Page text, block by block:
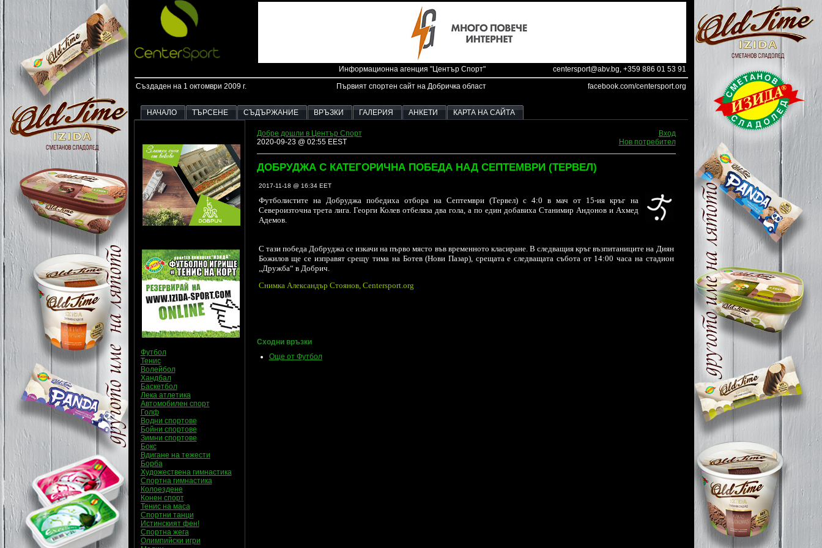
Информационна агенция "Център Спорт" centersport@abv.bg, +359 886 01 53 91
Създаден на 1 октомври 2009 г. Първият спортен сайт на Добричка област facebook.com/centersport.org
НАЧАЛО ТЪРСЕНЕ СЪДЪРЖАНИЕ ВРЪЗКИ ГАЛЕРИЯ АНКЕТИ КАРТА НА САЙТА
Вход
Нов потребител
Добре дошли в Център Спорт
2020-09-23 @ 02:55 EEST
ДОБРУДЖА С КАТЕГОРИЧНА ПОБЕДА НАД СЕПТЕМВРИ (ТЕРВЕЛ)
2017-11-18 @ 16:34 EET
Футболистите на Добруджа победиха отбора на Септември (Тервел) с 4:0 в мач от 15-ия кръг на
Североизточна трета лига. Георги Колев отбеляза два гола, а по един добавиха Станимир Андонов и Ахмед
Адемов.
С тази победа Добруджа се изкачи на първо място във временното класиране. В следващия кръг възпитаниците на Диян
Божилов ще се изправят срещу тима на Ботев (Нови Пазар), срещата е следващата събота от 14:00 часа на стадион
„Дружба“ в Добрич.
Снимка Александър Стоянов, Centersport.org
Сходни връзки
Още от Футбол
Футбол
Тенис
Волейбол
Хандбал
Баскетбол
Лека атлетика
Автомобилен спорт
Голф
Водни спортове
Бойни спортове
Зимни спортове
Бокс
Вдигане на тежести
Борба
Художествена гимнастика
Спортна гимнастика
Колоездене
Конен спорт
Тенис на маса
Спортни танци
Истинският фен!
Спортна жега
Олимпийски игри